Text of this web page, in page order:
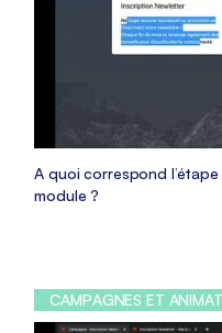
A quoi correspond
module ?
CAMPAGNES ET